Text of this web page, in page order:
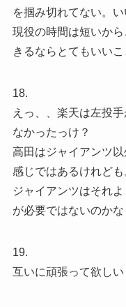
を掴み切れてない。
現役の時間は短いか
きるならとてもいいこ
18.
えっ、、楽天は左投
なかったっけ？
高田はジャイアンツ
感じではあるけれども
ジャイアンツはそれ
が必要ではないのかな
19.
互いに頑張って欲しい